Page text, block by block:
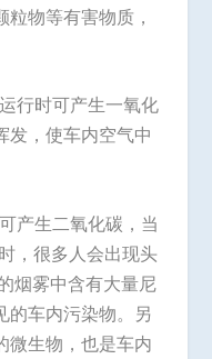
物等有害物质，
行时可产生一氧化
发，使车内空气中
产生二氧化碳，当
，很多人会出现头
烟雾中含有大量尼
的车内污染物。另
微生物，也是车内